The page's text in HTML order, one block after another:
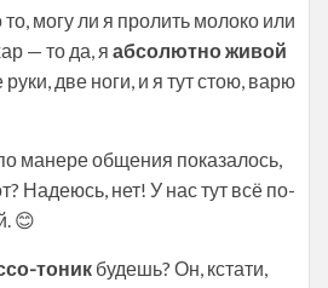
могу ли я пролить молоко или
— то да, я абсолютно живой
две ноги, и я тут стою, варю
манере общения показалось,
Надеюсь, нет! У нас тут всё по-
😊
тоник будешь? Он, кстати,